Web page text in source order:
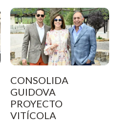
CONSOLIDA
GUIDOVA
PROYECTO
VITÍCOLA